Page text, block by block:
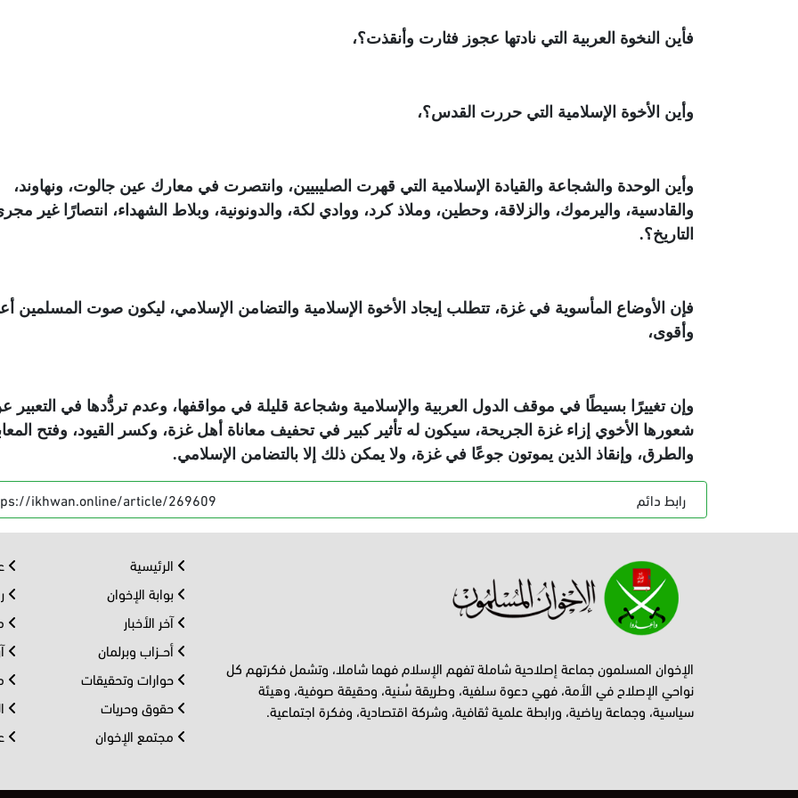
فأين النخوة العربية التي نادتها عجوز فثارت وأنقذت؟،
وأين الأخوة الإسلامية التي حررت القدس؟،
وأين الوحدة والشجاعة والقيادة الإسلامية التي قهرت الصليبيين، وانتصرت في معارك عين جالوت، ونهاوند،
والقادسية، واليرموك، والزلاقة، وحطين، وملاذ كرد، ووادي لكة، والدونونية، وبلاط الشهداء، انتصارًا غير
التاريخ؟.
فإن الأوضاع المأسوية في غزة، تتطلب إيجاد الأخوة الإسلامية والتضامن الإسلامي، ليكون صوت المسلمين
وأقوى،
وإن تغييرًا بسيطًا في موقف الدول العربية والإسلامية وشجاعة قليلة في مواقفها، وعدم تردُّدها في التعبير
شعورها الأخوي إزاء غزة الجريحة، سيكون له تأثير كبير في تحفيف معاناة أهل غزة، وكسر القيود، وفتح
والطرق، وإنقاذ الذين يموتون جوعًا في غزة، ولا يمكن ذلك إلا بالتضامن الإسلامي.
رابط دائم ikhwan.online/article/269609
الإخوان المسلمون جماعة إصلاحية شاملة تفهم الإسلام فهما شاملا، وتشمل فكرتهم كل
نواحي الإصلاح في الأمة، فهي دعوة سلفية، وطريقة سُنية، وحقيقة صوفية، وهيئة
سياسية، وجماعة رياضية، ورابطة علمية ثقافية، وشركة اقتصادية، وفكرة اجتماعية.
الرئيسية
بوابة الإخوان
آخر الأخبار
أحــزاب وبرلمان
حوارات وتحقيقات
حقوق وحريات
مجتمع الإخوان